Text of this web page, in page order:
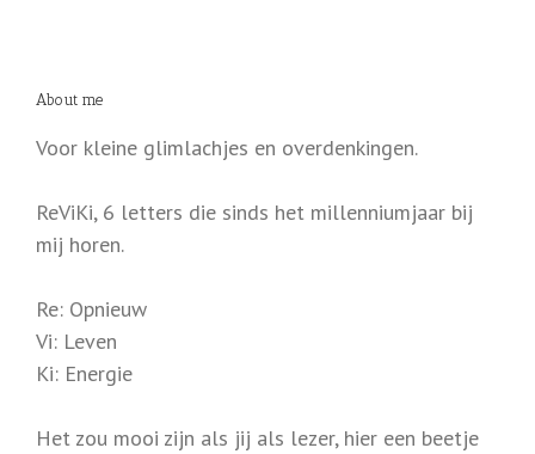
About me
Voor kleine glimlachjes en overdenkingen.
ReViKi, 6 letters die sinds het millenniumjaar bij
mij horen.
Re: Opnieuw
Vi: Leven
Ki: Energie
Het zou mooi zijn als jij als lezer, hier een beetje